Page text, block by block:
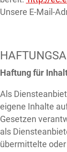
Unsere E-Mail-
Haftung für
Als
eigene Inhalte
Gesetzen
als
übermittelte